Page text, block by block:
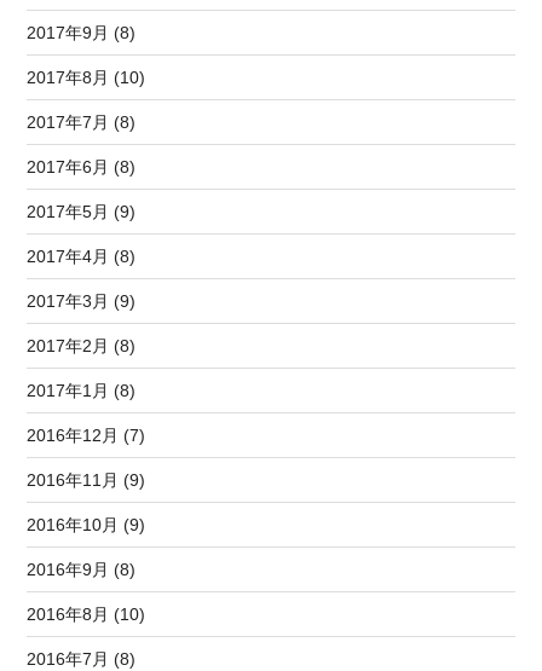
2017年9月 (8)
2017年8月 (10)
2017年7月 (8)
2017年6月 (8)
2017年5月 (9)
2017年4月 (8)
2017年3月 (9)
2017年2月 (8)
2017年1月 (8)
2016年12月 (7)
2016年11月 (9)
2016年10月 (9)
2016年9月 (8)
2016年8月 (10)
2016年7月 (8)